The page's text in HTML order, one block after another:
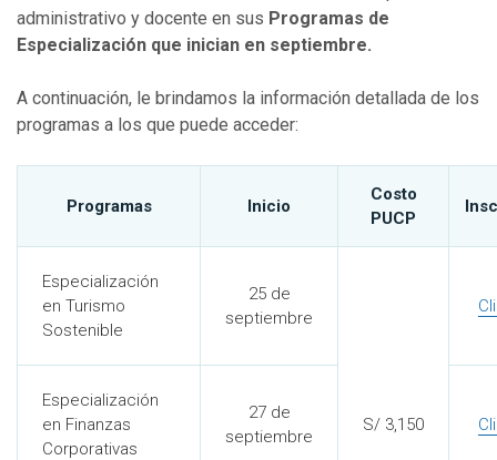
administrativo y docente en sus Programas de
Especialización que inician en septiembre.
A continuación, le brindamos la información detallada de los
programas a los que puede acceder:
Programas Inicio
Costo
PUCP
Especialización
en Turismo
Sostenible
25 de
septiembre
S/ 3,150
Especialización
en Finanzas
Corporativas
27 de
septiembre